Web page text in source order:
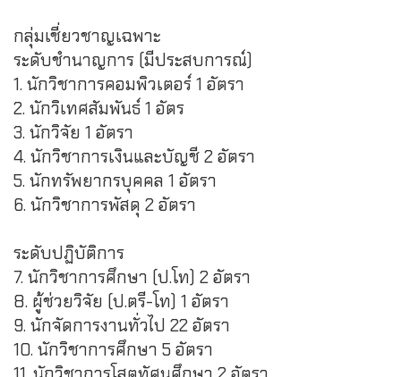
กลุ่มเชี่ยวชาญเฉพาะ
ระดับชำนาญการ (มีประสบการณ์)
1. นักวิชาการคอมพิวเตอร์ 1 อัตรา
2. นักวิเทศสัมพันธ์ 1 อัตร
3. นักวิจัย 1 อัตรา
4. นักวิชาการเงินและบัญชี 2 อัตรา
5. นักทรัพยากรบุคคล 1 อัตรา
6. นักวิชาการพัสดุ 2 อัตรา
ระดับปฏิบัติการ
7. นักวิชาการศึกษา (ป.โท) 2 อัตรา
8. ผู้ช่วยวิจัย (ป.ตรี-โท) 1 อัตรา
9. นักจัดการงานทั่วไป 22 อัตรา
10. นักวิชาการศึกษา 5 อัตรา